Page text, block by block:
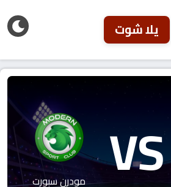
يلا شوت
VS مودرن سبورت